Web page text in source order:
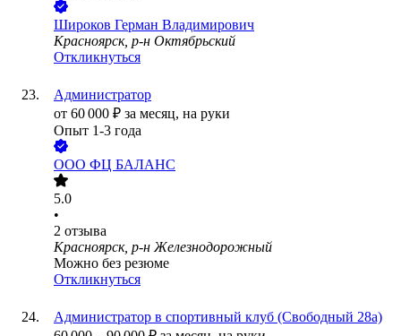
Широков Герман Владимирович
Красноярск, р-н Октябрьский
Откликнуться
Администратор
от 60 000 ₽ за месяц, на руки
Опыт 1-3 года
ООО ФЦ БАЛАНС
5.0
•
2 отзыва
Красноярск, р-н Железнодорожный
Можно без резюме
Откликнуться
Администратор в спортивный клуб (Cвободный 28а)